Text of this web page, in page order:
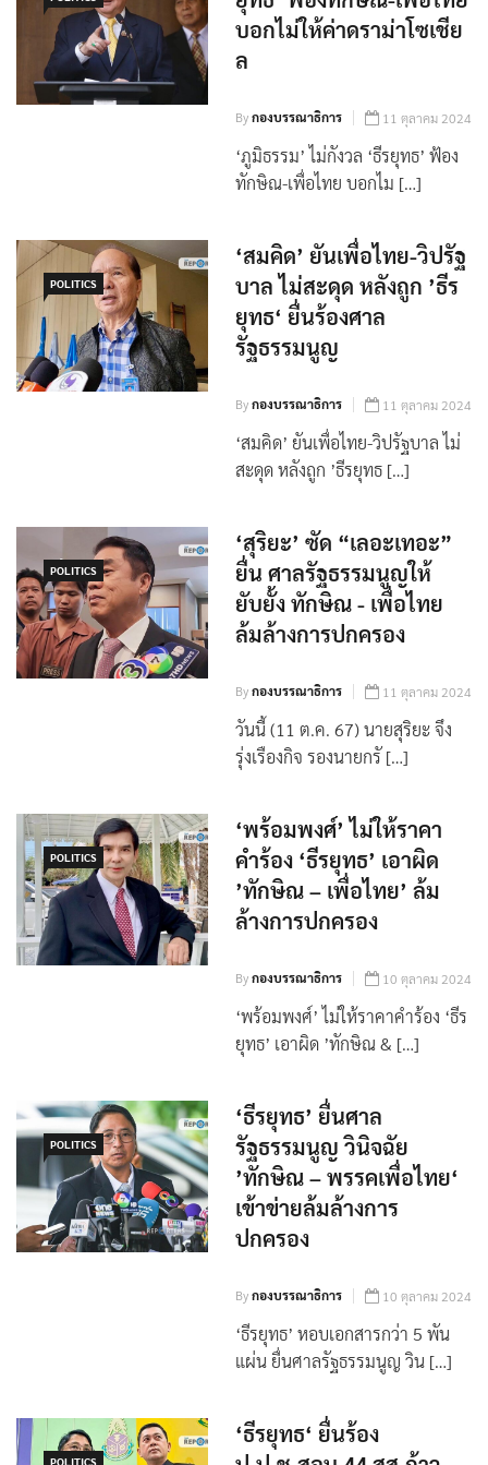
POLITICS
‘ภูมิธรรม’ ไม่กังวล ‘ธีร
ยุทธ’ ฟ้องทักษิณ-เพื่อไทย
บอกไม่ให้ค่าดราม่าโซเชีย
ล
Byกองบรรณาธิการ 11 ตุลาคม 2024
POLITICS
‘สมคิด’ ยันเพื่อไทย-วิปรัฐ
บาล ไม่สะดุด หลังถูก ’ธีร
ยุทธ‘ ยื่นร้องศาล
รัฐธรรมนูญ
Byกองบรรณาธิการ 11 ตุลาคม 2024
‘สมคิด’ ยันเพื่อไทย-วิปรัฐบาล ไม่
POLITICS
‘สุริยะ’ ซัด “เลอะเทอะ”
ยื่น ศาลรัฐธรรมนูญ​ให้
ยับยั้ง​ ทักษิณ​ -​ เพื่อไทย
ล้มล้างการปกครอง​
Byกองบรรณาธิการ 11 ตุลาคม 2024
วันนี้ (11 ต.ค. 67) นายสุริยะ จึง
POLITICS
‘พร้อมพงศ์’ ไม่ให้ราคา
คำร้อง ‘ธีรยุทธ’ เอาผิด
’ทักษิณ – เพื่อไทย’ ล้ม
ล้างการปกครอง
Byกองบรรณาธิการ 10 ตุลาคม 2024
‘พร้อมพงศ์’ ไม่ให้ราคาคำร้อง ‘ธีร
POLITICS
‘ธีรยุทธ’ ยื่นศาล
รัฐธรรมนูญ วินิจฉัย
’ทักษิณ – พรรคเพื่อไทย‘
เข้าข่ายล้มล้างการ
ปกครอง
Byกองบรรณาธิการ 10 ตุลาคม 2024
‘ธีรยุทธ’ หอบเอกสารกว่า 5 พัน